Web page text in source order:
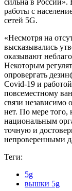
работы с
сетей 5G.
«Несмотря на
высказывались
оказывают
Некоторым
опровергать
Covid-19 и
повсеместному
связи независимо
нет. По мере
национальным
точную и
непроверенными
Теги:
5g
вышки 5g